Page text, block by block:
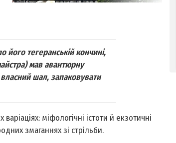
його тегеранській кончині,
мав авантюрну
шал, запаковувати
міфологічні істоти й екзотичні
змаганнях зі стрільби.